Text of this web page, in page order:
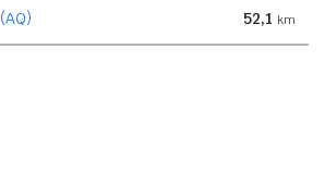
52,1 km